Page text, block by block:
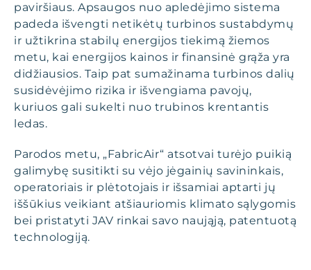
paviršiaus. Apsaugos nuo apledėjimo sistema
padeda išvengti netikėtų turbinos sustabdymų
ir užtikrina stabilų energijos tiekimą žiemos
metu, kai energijos kainos ir finansinė grąža yra
didžiausios. Taip pat sumažinama turbinos dalių
susidėvėjimo rizika ir išvengiama pavojų,
kuriuos gali sukelti nuo trubinos krentantis
ledas.
Parodos metu, „FabricAir“ atsotvai turėjo puikią
galimybę susitikti su vėjo jėgainių savininkais,
operatoriais ir plėtotojais ir išsamiai aptarti jų
iššūkius veikiant atšiauriomis klimato sąlygomis
bei pristatyti JAV rinkai savo naująją, patentuotą
technologiją.